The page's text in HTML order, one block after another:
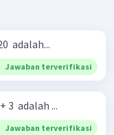
adalah...
Jawaban terverifikasi
3 ​ adalah ...
Jawaban terverifikasi